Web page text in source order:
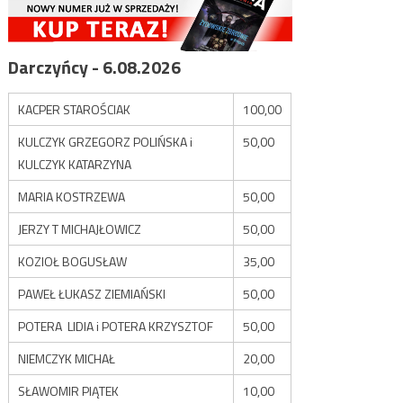
Darczyńcy - 6.08.2026
KACPER STAROŚCIAK
100,00
KULCZYK GRZEGORZ POLIŃSKA i
KULCZYK KATARZYNA
50,00
MARIA KOSTRZEWA
50,00
JERZY T MICHAJŁOWICZ
50,00
KOZIOŁ BOGUSŁAW
35,00
PAWEŁ ŁUKASZ ZIEMIAŃSKI
50,00
POTERA LIDIA i POTERA KRZYSZTOF
50,00
NIEMCZYK MICHAŁ
20,00
SŁAWOMIR PIĄTEK
10,00